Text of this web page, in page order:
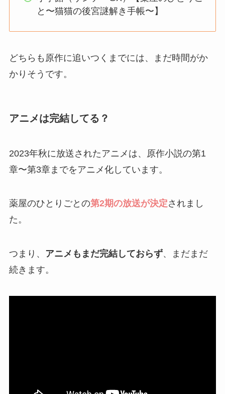
と〜猫猫の後宮謎解き手帳〜】
どちらも原作に追いつくまでには、まだ時間がか
かりそうです。
アニメは完結してる？
2023年秋に放送されたアニメは、原作小説の第1
章〜第3章までをアニメ化しています。
薬屋のひとりごとの第2期の放送が決定されまし
た。
つまり、 アニメもまだ完結しておらず、まだまだ
続きます。